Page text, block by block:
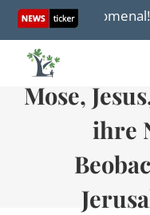
Skip
content
Phänomenal!
Artikel
Termine
Mose,
ihre